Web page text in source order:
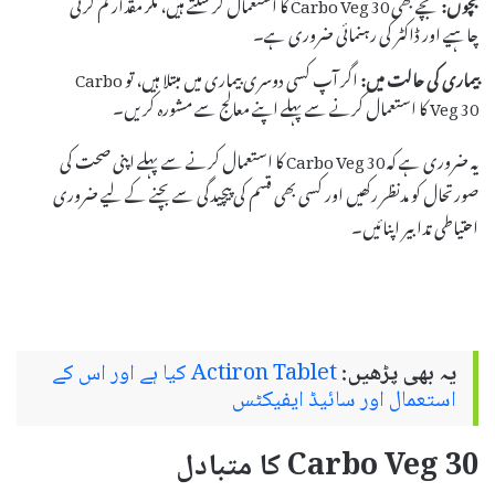
چاہیے اور ڈاکٹر کی رہنمائی ضروری ہے۔
بیماری کی حالت میں:
اگر آپ کسی دوسری بیماری میں مبتلا ہیں، تو Carbo
Veg 30 کا استعمال کرنے سے پہلے اپنے معالج سے مشورہ کریں۔
یہ ضروری ہے کہ Carbo Veg 30 کا استعمال کرنے سے پہلے اپنی صحت کی
صورتحال کو مدنظر رکھیں اور کسی بھی قسم کی پیچیدگی سے بچنے کے لیے ضروری
احتیاطی تدابیر اپنائیں۔
یہ بھی پڑھیں: Actiron Tablet کیا ہے اور اس کے
استعمال اور سائیڈ ایفیکٹس
Carbo Veg 30 کا متبادل